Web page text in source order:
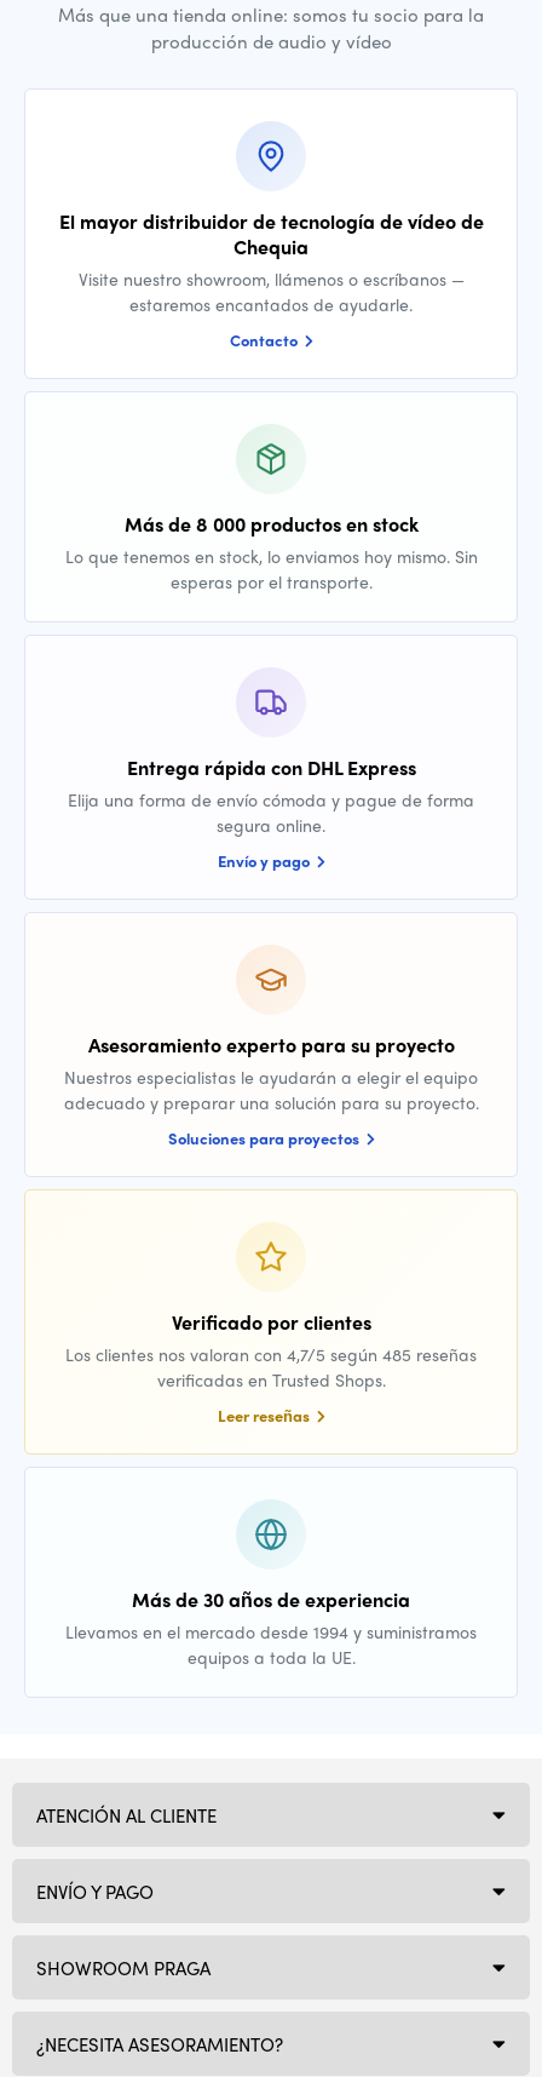
Más que una tienda online: somos tu socio para la
producción de audio y vídeo
El mayor distribuidor de tecnología de vídeo de
Chequia
Visite nuestro showroom, llámenos o escríbanos —
estaremos encantados de ayudarle.
Contacto
Más de 8 000 productos en stock
Lo que tenemos en stock, lo enviamos hoy mismo. Sin
esperas por el transporte.
Entrega rápida con DHL Express
Elija una forma de envío cómoda y pague de forma
segura online.
Envío y pago
Asesoramiento experto para su proyecto
Nuestros especialistas le ayudarán a elegir el equipo
adecuado y preparar una solución para su proyecto.
Soluciones para proyectos
Verificado por clientes
Los clientes nos valoran con 4,7/5 según 485 reseñas
verificadas en Trusted Shops.
Leer reseñas
Más de 30 años de experiencia
Llevamos en el mercado desde 1994 y suministramos
equipos a toda la UE.
SHOWROOM PRAGA
¿NECESITA ASESORAMIENTO?
ATENCIÓN AL CLIENTE
ENVÍO Y PAGO